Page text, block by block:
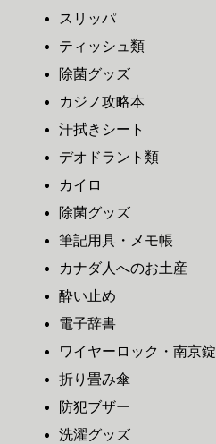
スリッパ
ティッシュ類
除菌グッズ
カジノ攻略本
汗拭きシート
デオドラント類
カイロ
除菌グッズ
筆記用具・メモ帳
カナダ人へのお土産
酔い止め
電子辞書
ワイヤーロック・南京錠
折り畳み傘
防犯ブザー
洗濯グッズ